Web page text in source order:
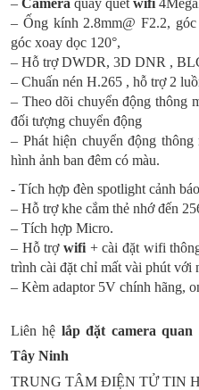
– Camera quay quét wifi
– Ống kính 2.8mm@ F2.2,
góc xoay dọc 120°,
– Hỗ trợ DWDR, 3D DNR ,
– Chuấn nén H.265 , hỗ trợ 2
– Theo dõi chuyển động thông
đối tượng chuyển động
– Phát hiện chuyển động
hình ảnh ban đêm có màu.
- Tích hợp đèn spotlight cảnh
– Hỗ trợ khe cắm thẻ nhớ đến
– Tích hợp Micro.
– Hỗ trợ wifi + cài đặt wifi
trình cài đặt chỉ mất vài phút với
– Kèm adaptor 5V chính hãng,
Liên hệ lắp đặt camera quan
Tây Ninh
TRUNG TÂM ĐIỆN TỬ TIN